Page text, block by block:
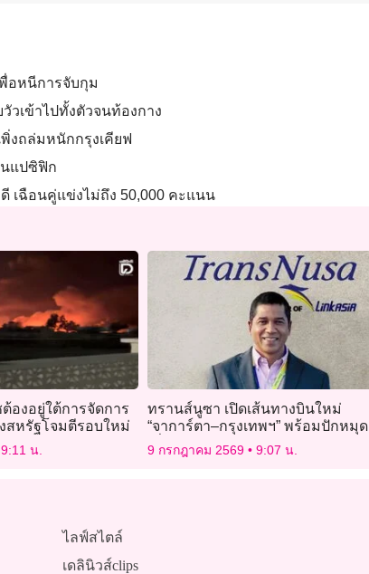
อหนีการจับกุม
วเข้าไปทั้งตัวจนท้องกาง
งถล่มหนักกรุงเคียฟ
นแปซิฟิก
เฉือนคู่แข่งไม่ถึง 50,000 คะแนน
องอยู่ใต้การจัดการ
สหรัฐโจมตีรอบใหม่
น.
ทรานส์นูซา เปิดเส้นทางบินใหม่
“จาการ์ตา–กรุงเทพฯ” พร้อมปักหมุด
เที่ยวบินตรง “บาหลี” สู่ “วากาโทบี”
9 กรกฎาคม 2569 9:07 น.
ไลฟ์สไตล์
เดลินิวส์clips